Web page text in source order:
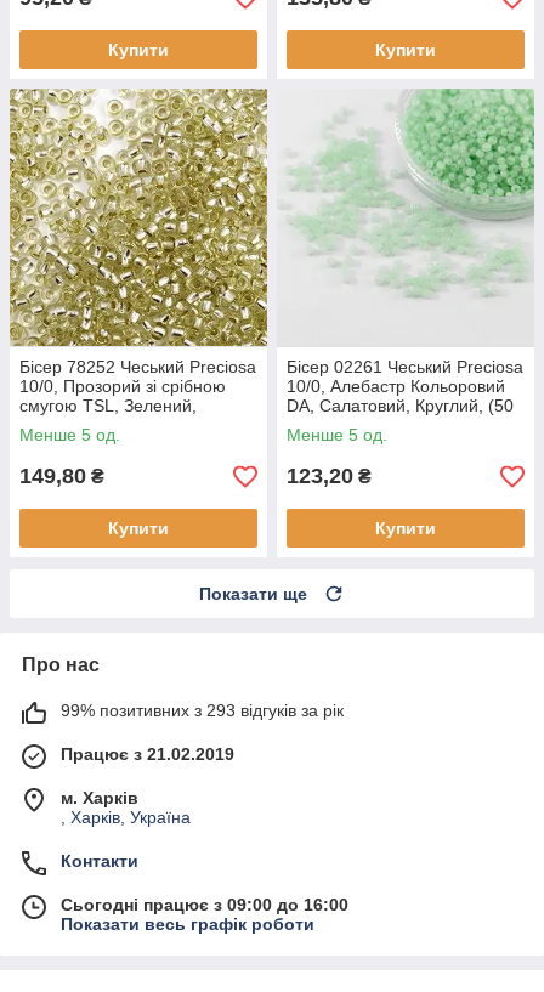
Купити Купити
Бісер 78252 Чеський Preciosa
10/0, Прозорий зі срібною
смугою TSL, Зелений,
Круглий, (50 г)
Менше 5 од.
149,80 ₴
Купити
Бісер 02261 Чеський Preciosa
10/0, Алебастр Кольоровий
DA, Салатовий, Круглий, (50
г)
Менше 5 од.
123,20 ₴
Купити
Показати ще
Про нас
99% позитивних з 293 відгуків за рік
Працює з 21.02.2019
м. Харків
, Харків, Україна
Контакти
Сьогодні працює з 09:00 до 16:00
Показати весь графік роботи